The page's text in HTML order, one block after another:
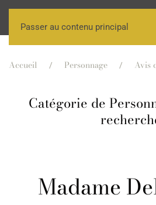
Passer au contenu principal
Accueil Personnage Avis
Catégorie de
Madame